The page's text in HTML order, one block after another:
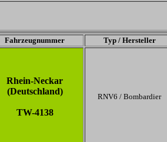
Fahrzeugnummer Typ / Hersteller
Rhein-Neckar
(Deutschland)
TW-4138
RNV6 / Bombardier